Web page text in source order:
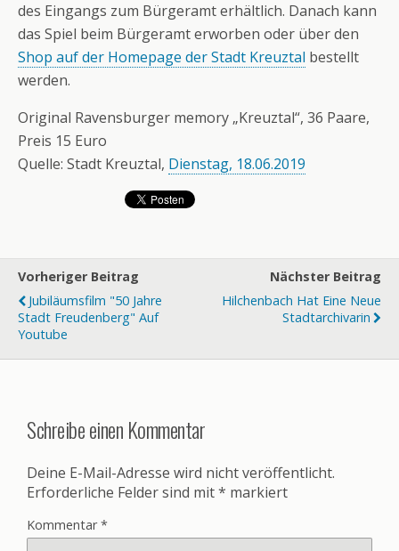
des Eingangs zum Bürgeramt erhältlich. Danach kann
das Spiel beim Bürgeramt erworben oder über den
Shop auf der Homepage der Stadt Kreuztal bestellt
werden.
Original Ravensburger memory „Kreuztal“, 36 Paare,
Preis 15 Euro
Quelle: Stadt Kreuztal, Dienstag, 18.06.2019
Vorheriger Beitrag
Jubiläumsfilm "50 Jahre
Stadt Freudenberg" Auf
Youtube
Nächster Beitrag
Hilchenbach Hat Eine Neue
Stadtarchivarin
Schreibe einen Kommentar
Deine E-Mail-Adresse wird nicht veröffentlicht.
Erforderliche Felder sind mit* markiert
Kommentar*